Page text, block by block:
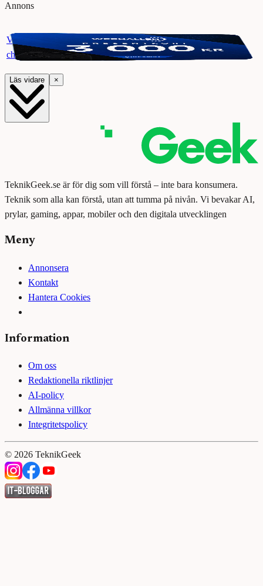
Annons
Vinn ett presentkort på Webhallen. Delta i vår giveaway för
chansen att vinna 3000 kr.
Läs vidare ×
TeknikGeek.se är för dig som vill förstå – inte bara konsumera.
Teknik som alla kan förstå, utan att tumma på nivån. Vi bevakar AI,
prylar, gaming, appar, mobiler och den digitala utvecklingen
Meny
Annonsera
Kontakt
Hantera Cookies
Information
Om oss
Redaktionella riktlinjer
AI-policy
Allmänna villkor
Integritetspolicy
© 2026 TeknikGeek